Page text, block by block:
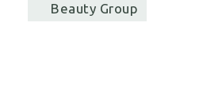
Beauty Group